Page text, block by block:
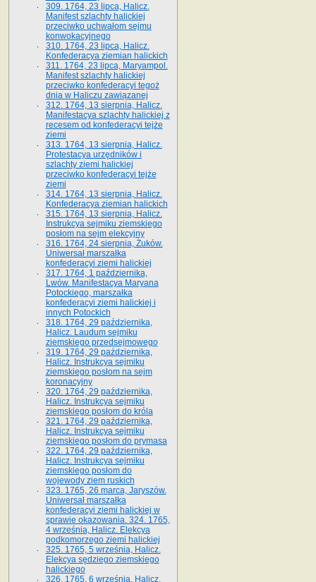
309. 1764, 23 lipca, Halicz.
Manifest szlachty halickiej
przeciwko uchwałom sejmu
konwokacyjnego
310. 1764, 23 lipca, Halicz.
Konfederacya ziemian halickich
311. 1764, 23 lipca, Maryampol.
Manifest szlachty halickiej
przeciwko konfederacyi tegoż
dnia w Haliczu zawiązanej
312. 1764, 13 sierpnia, Halicz.
Manifestacya szlachty halickiej z
recesem od konfederacyi tejże
ziemi
313. 1764, 13 sierpnia, Halicz.
Protestacya urzędników i
szlachty ziemi halickiej
przeciwko konfederacyi tejże
ziemi
314. 1764, 13 sierpnia, Halicz.
Konfederacya ziemian halickich
315. 1764, 13 sierpnia, Halicz.
Instrukcya sejmiku ziemskiego
posłom na sejm elekcyjny
316. 1764, 24 sierpnia, Żuków.
Uniwersał marszałka
konfederacyi ziemi halickiej
317. 1764, 1 października,
Lwów. Manifestacya Maryana
Potockiego, marszałka
konfederacyi ziemi halickiej i
innych Potockich
318. 1764, 29 października,
Halicz. Laudum sejmiku
ziemskiego przedsejmowego
319. 1764, 29 października,
Halicz. Instrukcya sejmiku
ziemskiego posłom na sejm
koronacyjny
320. 1764, 29 października,
Halicz. Instrukcya sejmiku
ziemskiego posłom do króla
321. 1764, 29 października,
Halicz. Instrukcya sejmiku
ziemskiego posłom do prymasa
322. 1764, 29 października,
Halicz. Instrukcya sejmiku
ziemskiego posłom do
wojewody ziem ruskich
323. 1765, 26 marca, Jaryszów.
Uniwersał marszałka
konfederacyi ziemi halickiej w
sprawie okazowania. 324. 1765,
4 września, Halicz. Elekcya
podkomorzego ziemi halickiej
325. 1765, 5 września, Halicz.
Elekcya sędziego ziemskiego
halickiego
326. 1765, 6 września, Halicz.